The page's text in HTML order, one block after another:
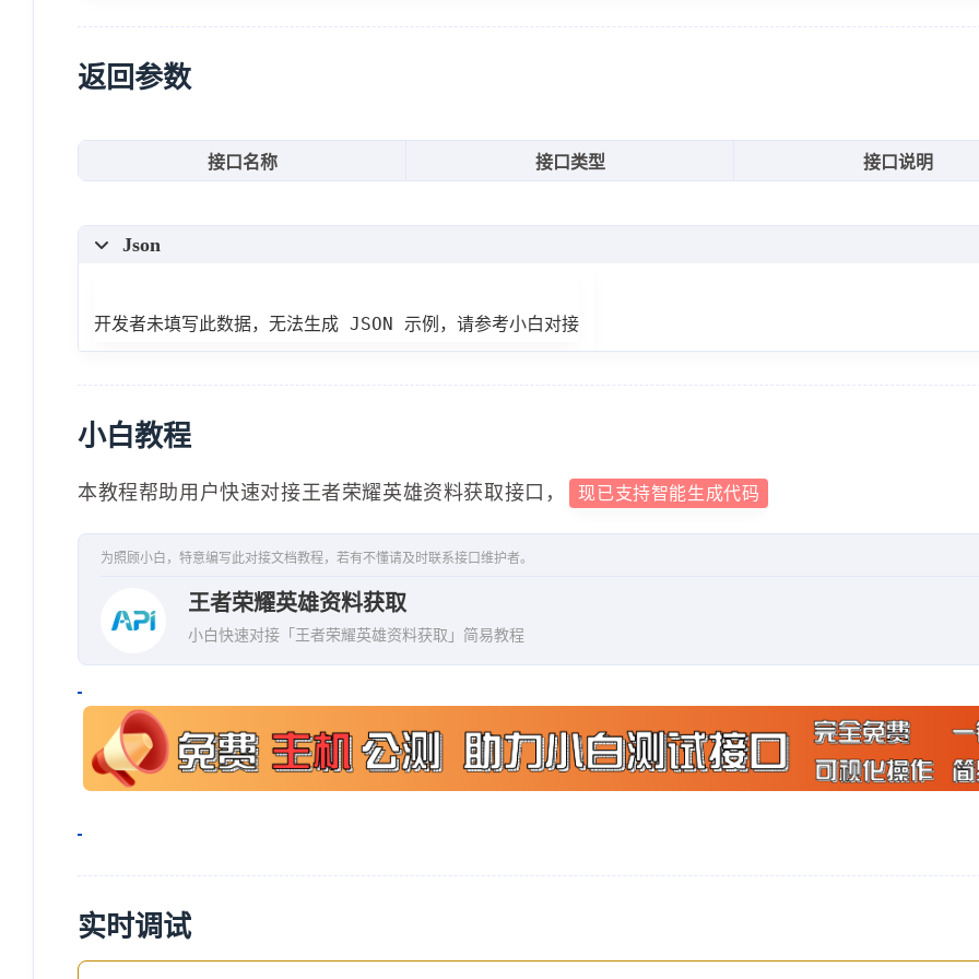
},
{
"https:\/\/game.gtimg.cn\/images\/yxzj\/zlkdatasys\/
{
"text": "走近些，但别太近。",
"voice":
"https:\/\/game.gtimg.cn\/images\/yxzj\/zlkdatasys\/
"text": "在你们行动起来之前，我是个形单影只的君王。",
},
{
"text": "律法不是被制造出来的，是由行动创造的。"
"voice": "https:\/\/game.gtimg.cn\/images\/yxzj\/zlkdatasys\/
{
"text": "别相信人的善良。",
{
返回参数
接口名称 接口类型 接口说明
Json
开发者未填写此数据，无法生成 JSON 示例，请参考小白对接
小白教程
本教程帮助用户快速对接王者荣耀英雄资料获取接口， 现已支持智能生成代码
为照顾小白，特意编写此对接文档教程，若有不懂请及时联系接口维护者。
王者荣耀英雄资料获取
小白快速对接「王者荣耀英雄资料获取」简易教程
实时调试